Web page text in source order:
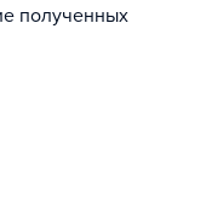
полученных